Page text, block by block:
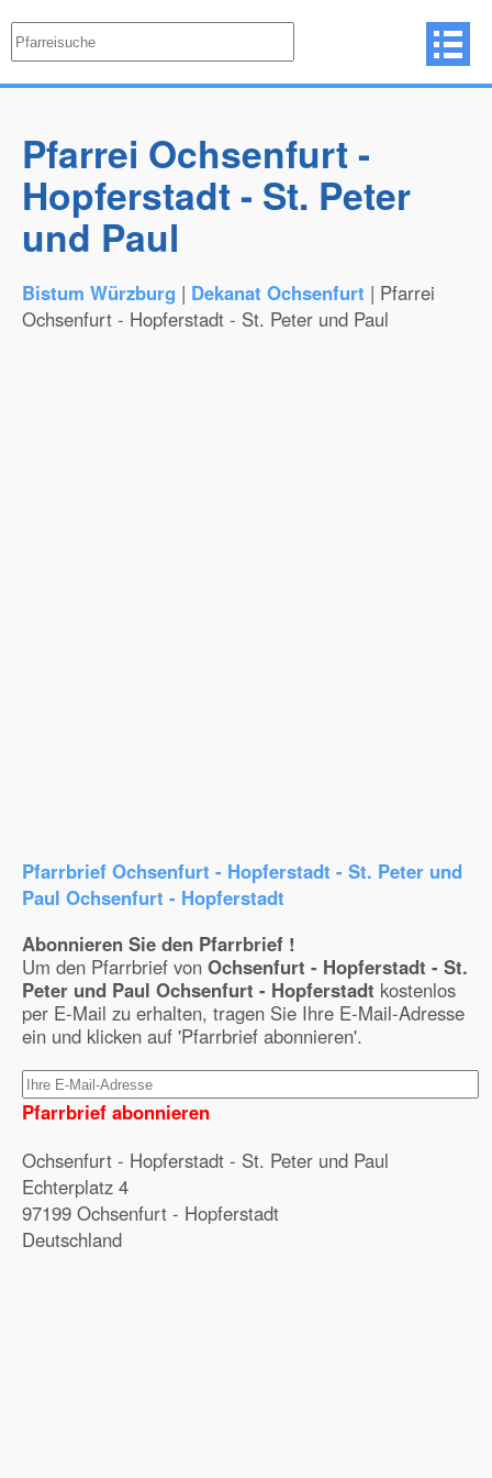
Pfarrei Ochsenfurt -
Hopferstadt - St. Peter
und Paul
Bistum Würzburg | Dekanat Ochsenfurt | Pfarrei
Ochsenfurt - Hopferstadt - St. Peter und Paul
Pfarrbrief Ochsenfurt - Hopferstadt - St. Peter und
Paul Ochsenfurt - Hopferstadt
Abonnieren Sie den Pfarrbrief !
Um den Pfarrbrief von Ochsenfurt - Hopferstadt - St.
Peter und Paul Ochsenfurt - Hopferstadt kostenlos
per E-Mail zu erhalten, tragen Sie Ihre E-Mail-Adresse
ein und klicken auf 'Pfarrbrief abonnieren'.
Pfarrbrief abonnieren
Ochsenfurt - Hopferstadt - St. Peter und Paul
Echterplatz 4
97199 Ochsenfurt - Hopferstadt
Deutschland